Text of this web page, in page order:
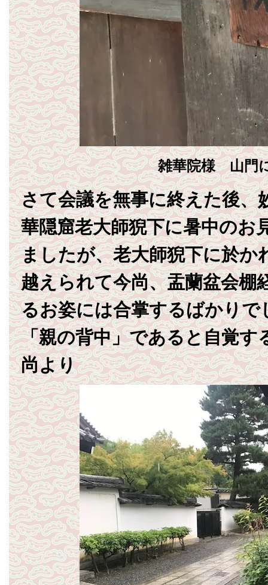
雑華院様 山門
さて会議を無事に終えた後、
華隠窟老大師猊下に暑中のお
ましたが、老大師猊下に於か
越えられて今尚、盂蘭盆会棚
るお姿には合掌するばかりで
「親の背中」であると自覚す
尚より